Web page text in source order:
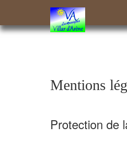
Mentions
Protection de